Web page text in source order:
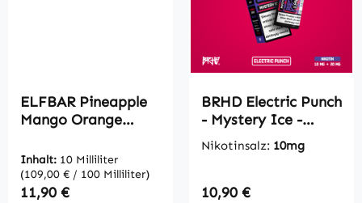
ELFBAR Pineapple
Mango Orange
Elfliq
Inhalt: 10 Milliliter
(109,00 € / 100 Milliliter)
Regulärer Preis:
11,90 €
BRHD Electric Punch
- Mystery Ice -
Nikotinsalz 10mg
Nikotinsalz: 10mg
Regulärer Preis:
10,90 €